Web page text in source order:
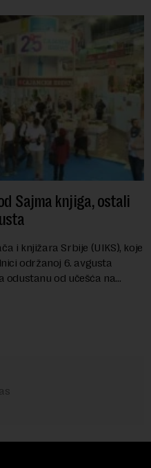
Sajma knjiga, ostali
i knjižara Srbije (UIKS), koje
održanoj 6. avgusta
odustanu od učešća na